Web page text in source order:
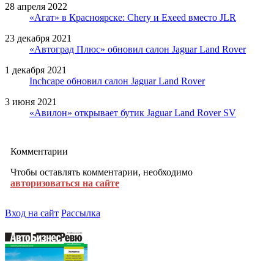
28 апреля 2022
«Агат» в Красноярске: Chery и Exeed вместо JLR
23 декабря 2021
«Автоград Плюс» обновил салон Jaguar Land Rover
1 декабря 2021
Inchcape обновил салон Jaguar Land Rover
3 июня 2021
«Авилон» открывает бутик Jaguar Land Rover SV
Комментарии
Чтобы оставлять комментарии, необходимо
авторизоваться на сайте
Вход на сайт Рассылка